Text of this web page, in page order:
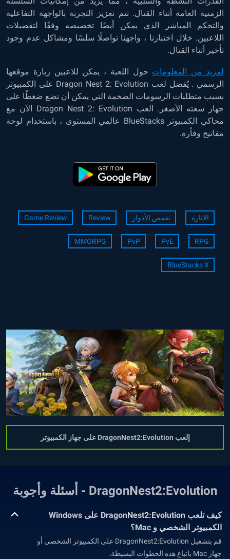
الزمنية العامة أثناء القتال. تتم تعزيز التجربة بالواجهة التفاعلية
والتحكم المباشر الذي يمكن أيضًا تخصيصه وفقًا لتفضيلات
اللاعبين. خلال اختبارنا ، واجهنا تواصلًا سلسًا ومشاكل عدم وجود
تأخير أثناء القتال.
لمزيد من المعلومات حول اللعبة ، يمكن للاعبين زيارة موقعها
الرسمي . يُفضل لعب Dragon Nest 2: Evolution على الكمبيوتر
بسبب متطلبات الرسومات الضخمة التي يمكن أن تضع ضغطًا على
جهاز سعته الأصغر. العب Dragon Nest 2: Evolution الآن مع
محاكي الكمبيوتر BlueStacks عالمي المستوى ، باستخدام لوحة
مفاتيح وفأرة.
الإثارة تقمص الأدوار Review
Game Review
RPG
PvE
PvP
MMORPG
BlueStacks X
إلعب DragonNest2:Evolution على جهاز الكمبيوتر
DragonNest2:Evolution - أسئلة وأجوبة
كيف تلعب DragonNest2:Evolution على Windows
الكمبيوتر الشخصي و Mac؟
قم بتشغيل DragonNest2:Evolution على الكمبيوتر الشخصي أو
جهاز Mac باتباع هذه الخطوات البسيطة.